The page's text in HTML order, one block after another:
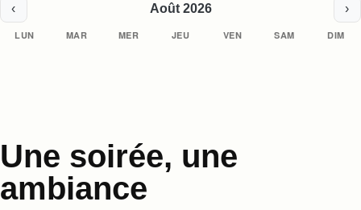
‹ Août 2026 ›
LUN MAR MER JEU VEN SAM DIM
Une soirée, une
ambiance